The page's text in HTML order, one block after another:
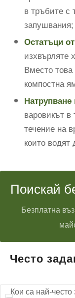
в тръбите с
запушвания;
Остатъци
изхвърляте
Вместо
компостна
варовикът в
течение на
които
Поискай
Безплатна
Често
Кои са най-